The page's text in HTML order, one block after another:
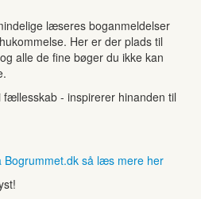
læseres boganmeldelser
Her er der plads til
alle de fine bøger du ikke kan
- inspirerer hinanden til
Bogrummet.dk så læs mere her